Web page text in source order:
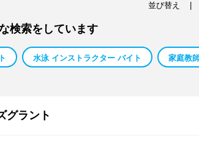
並び替え
検索をしています
水泳 インストラクター バイト 家庭教
グラント